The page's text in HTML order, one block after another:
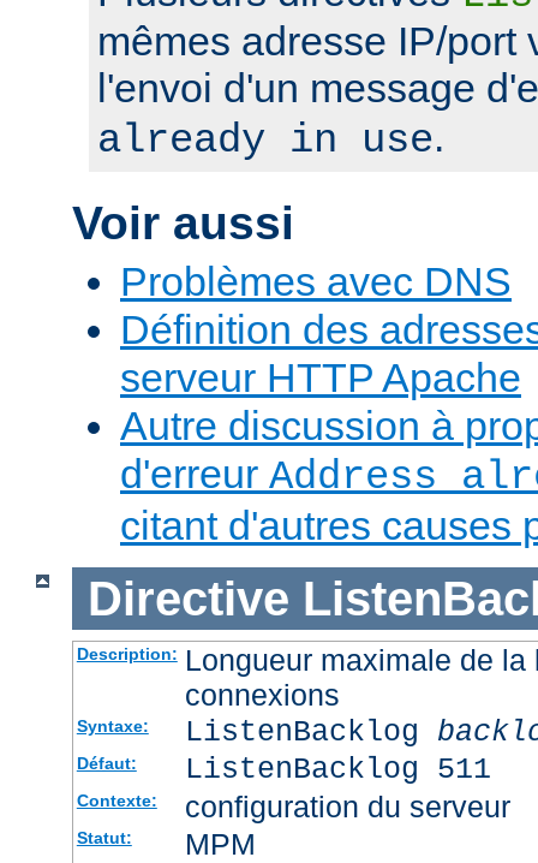
mêmes adresse IP/port
l'envoi d'un message
already in use.
Voir aussi
Problèmes avec DNS
Définition des
serveur HTTP Apache
Autre discussion à
d'erreur Address
citant d'autres causes
Directive
Description: Longueur maximale de
connexions
Syntaxe: ListenBacklog
Défaut: ListenBacklog 511
Contexte: configuration du serveur
Statut: MPM